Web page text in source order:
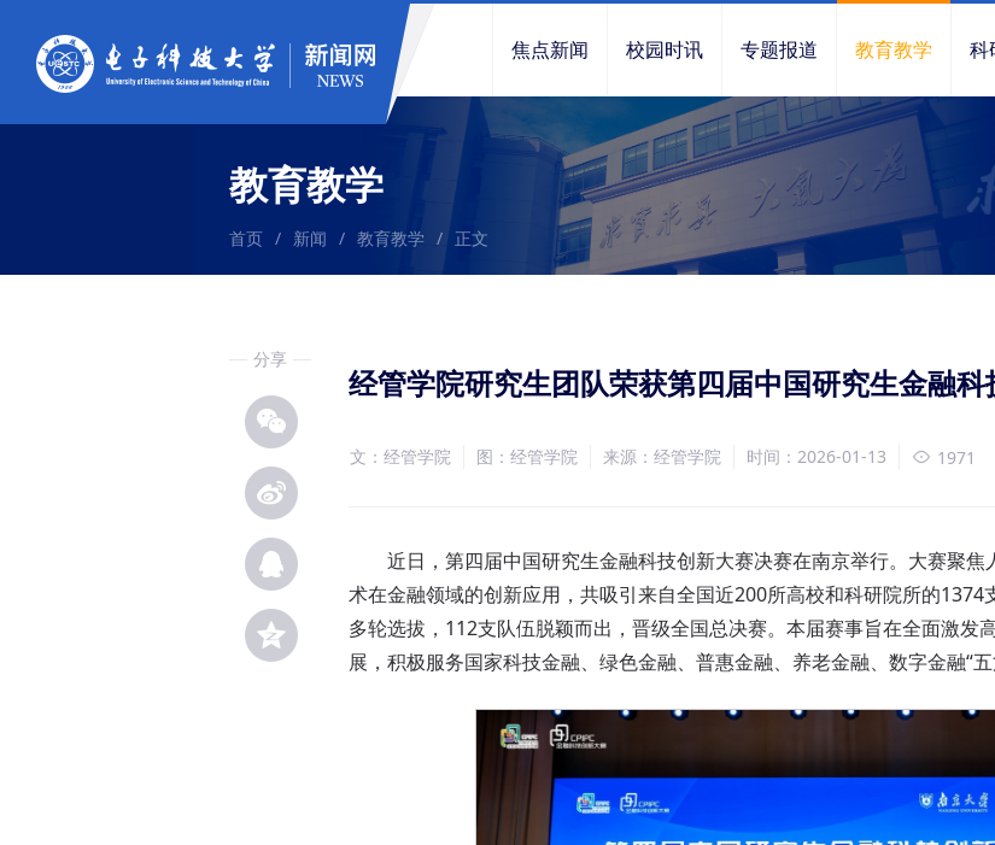
焦点新闻 校园时讯 专题报道 教育教学 科
教育教学
首页 / 新闻 / 教育教学 / 正文
分享
经管学院研究生团队荣获第四届中国研究生金融
文：经管学院 图：经管学院 来源：经管学院 时间：2026-01-13 1971
近日，第四届中国研究生金融科技创新大赛决赛在南京举行。大赛聚焦
术在金融领域的创新应用，共吸引来自全国近200所高校和科研院所的
多轮选拔，112支队伍脱颖而出，晋级全国总决赛。本届赛事旨在全面激发
展，积极服务国家科技金融、绿色金融、普惠金融、养老金融、数字金融“五